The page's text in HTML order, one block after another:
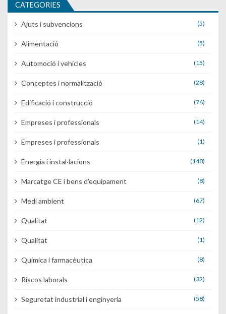
CATEGORIES
Ajuts i subvencions (5)
Alimentació (5)
Automoció i vehicles (15)
Conceptes i normalització (28)
Edificació i construcció (76)
Empreses i professionals (14)
Empreses i professionals (1)
Energia i instal·lacions (148)
Marcatge CE i bens d'equipament (8)
Medi ambient (67)
Qualitat (12)
Qualitat (1)
Química i farmacèutica (8)
Riscos laborals (32)
Seguretat industrial i enginyeria (58)